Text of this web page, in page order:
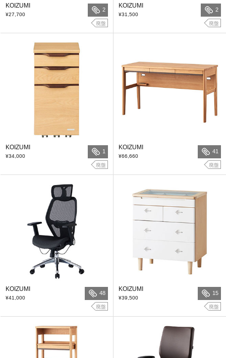
KOIZUMI
¥27,700
2
廃盤
KOIZUMI
¥31,500
2
廃盤
KOIZUMI
¥34,000
1
廃盤
KOIZUMI
¥66,660
41
廃盤
KOIZUMI
¥41,000
48
廃盤
KOIZUMI
¥39,500
15
廃盤